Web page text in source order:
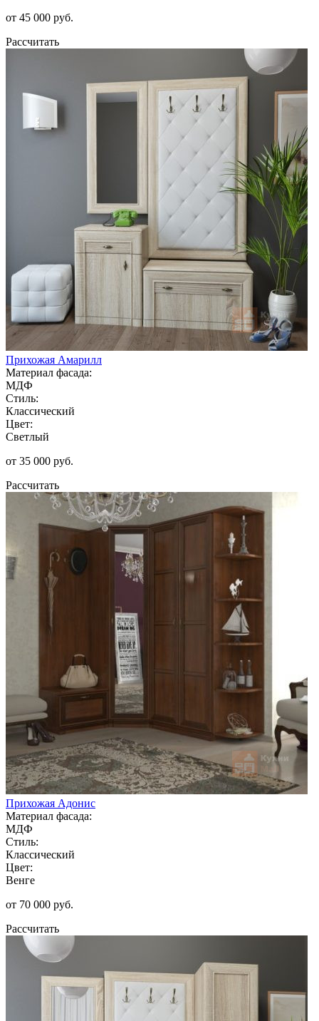
от 45 000 руб.
Рассчитать
Прихожая Амарилл
Материал фасада:
МДФ
Стиль:
Классический
Цвет:
Светлый
от 35 000 руб.
Рассчитать
Прихожая Адонис
Материал фасада:
МДФ
Стиль:
Классический
Цвет:
Венге
от 70 000 руб.
Рассчитать